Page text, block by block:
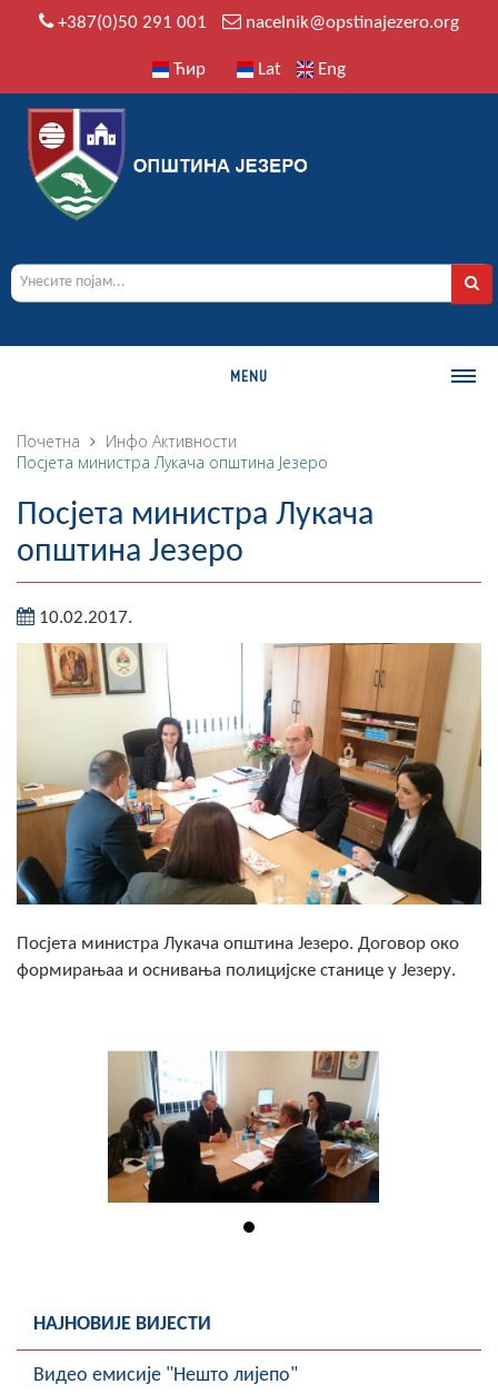
+387(0)50 291 001 nacelnik@opstinajezero.org
Ћир Lat Eng
MENU
О ОПШТИНИ
Историја
Географија
Насељена мјеста
Занимљивости
Фотогалерија
НАЧЕЛНИК
О Начелнику
Замјеник начелника
Извјештај о раду начелника
Статут Општине
Састав Скупштине
Службени Гласници
ОПШТИНСКА УПРАВА
ИНФО
Активности
Јавни позиви
Почетна Инфо Активности
Посјета министра Лукача општина Језеро
Посјета министра Лукача
општина Језеро
10.02.2017.
Посјета министра Лукача општина Језеро. Договор око
формирањаа и оснивања полицијске станице у Језеру.
НАЈНОВИЈЕ ВИЈЕСТИ
Видео емисије "Нешто лијепо"